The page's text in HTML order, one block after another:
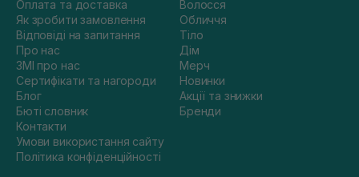
Оплата та доставка
Як зробити замовлення
Відповіді на запитання
Про нас
ЗМІ про нас
Сертифікати та нагороди
Блог
Бюті словник
Контакти
Умови використання сайту
Політика конфіденційності
Волосся
Обличчя
Тіло
Дім
Мерч
Новинки
Акції та знижки
Бренди